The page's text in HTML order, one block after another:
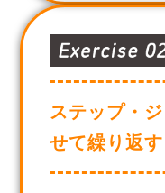
ステップ・
せて繰り返す